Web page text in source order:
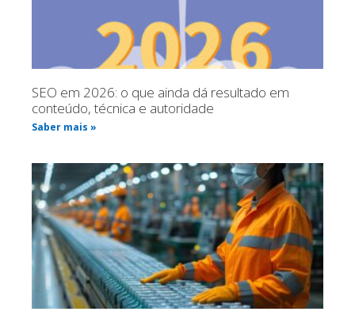
SEO em 2026: o que ainda dá resultado em
conteúdo, técnica e autoridade
Saber mais »